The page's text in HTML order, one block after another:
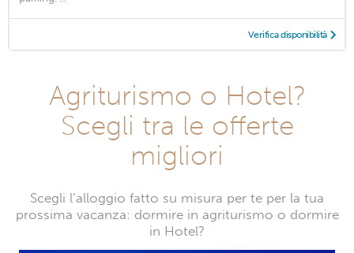
Verifica disponibilità
Agriturismo o Hotel?
Scegli tra le offerte
migliori
Scegli l’alloggio fatto su misura per te per la tua
prossima vacanza: dormire in agriturismo o dormire
in Hotel?